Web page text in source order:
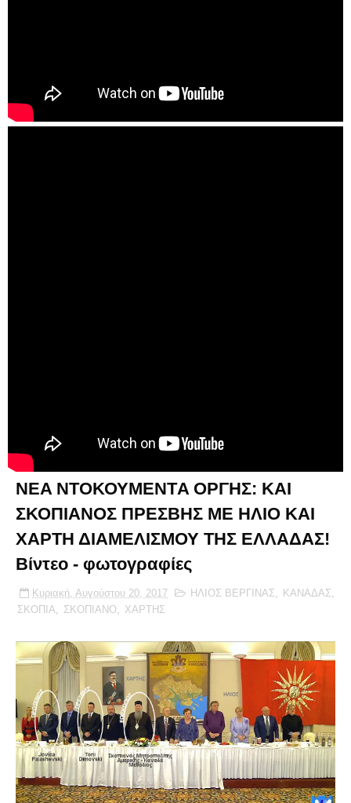
ΝΕA ΝΤΟΚΟΥΜΕΝΤA ΟΡΓΗΣ: ΚΑΙ
ΣΚΟΠΙΑΝΟΣ ΠΡΕΣΒΗΣ ΜΕ ΗΛΙΟ ΚΑΙ
ΧΑΡΤΗ ΔΙΑΜΕΛΙΣΜΟΥ ΤΗΣ ΕΛΛΑΔΑΣ!
Βίντεο - φωτογραφίες
Κυριακή, Αυγούστου 20, 2017 ΗΛΙΟΣ ΒΕΡΓΙΝΑΣ, ΚΑΝΑΔΑΣ,
ΣΚΟΠΙΑ, ΣΚΟΠΙΑΝΟ, ΧΑΡΤΗΣ